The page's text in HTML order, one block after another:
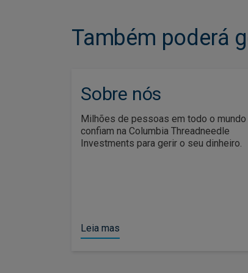
Também poderá
Sobre nós
Milhões de pessoas em todo o mundo
confiam na Columbia Threadneedle
Investments para gerir o seu dinheiro.
Leia mas